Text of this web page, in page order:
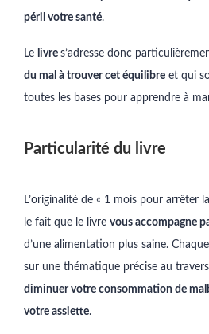
péril votre santé.
Le livre s’adresse donc
du mal à trouver cet équilibre et qui
toutes les bases pour apprendre à
Particularité du livre
L’originalité de « 1 mois pour arrêter
le fait que le livre vous accompagne
d’une alimentation plus saine.
sur une thématique précise au travers
diminuer votre consommation de
votre assiette.